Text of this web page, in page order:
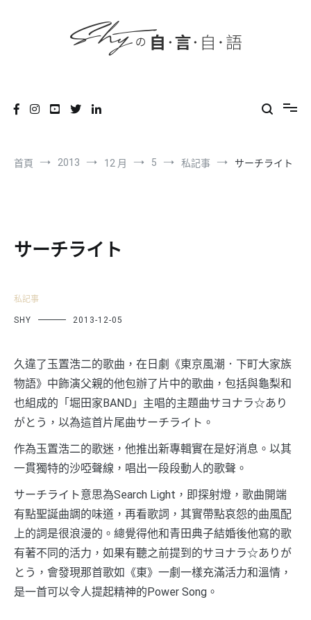
首頁 2013 12 月 5 私記事 サーチライト
サーチライト
私記事
SHY 2013-12-05
久違了玉置浩二的歌曲，在日劇《東京風潮．下町大家族
物語》中飾演父親的他包辦了片中的歌曲，包括與龜梨和
也組成的「堀田家BAND」主唱的主題曲サヨナラ☆あり
がとう，以為這首片尾曲サーチライト。
作為玉置浩二的歌迷，他推出新專輯實在是好消息。以其
一貫獨特的沙啞聲線，唱出一段段動人的歌聲。
サーチライト意思為Search Light，即探射燈，歌曲開端
有點聖誕曲調的味道，再看歌詞，其實帶點哀怨的曲風配
上的詞是很浪漫的。總覺得他和青田典子結婚後他寫的歌
有著不同的活力，如果有聽之前提到的サヨナラ☆ありが
とう，會發現那首歌如《東》一劇一樣充滿活力和溫情，
是一首可以令人提起精神的Power Song。